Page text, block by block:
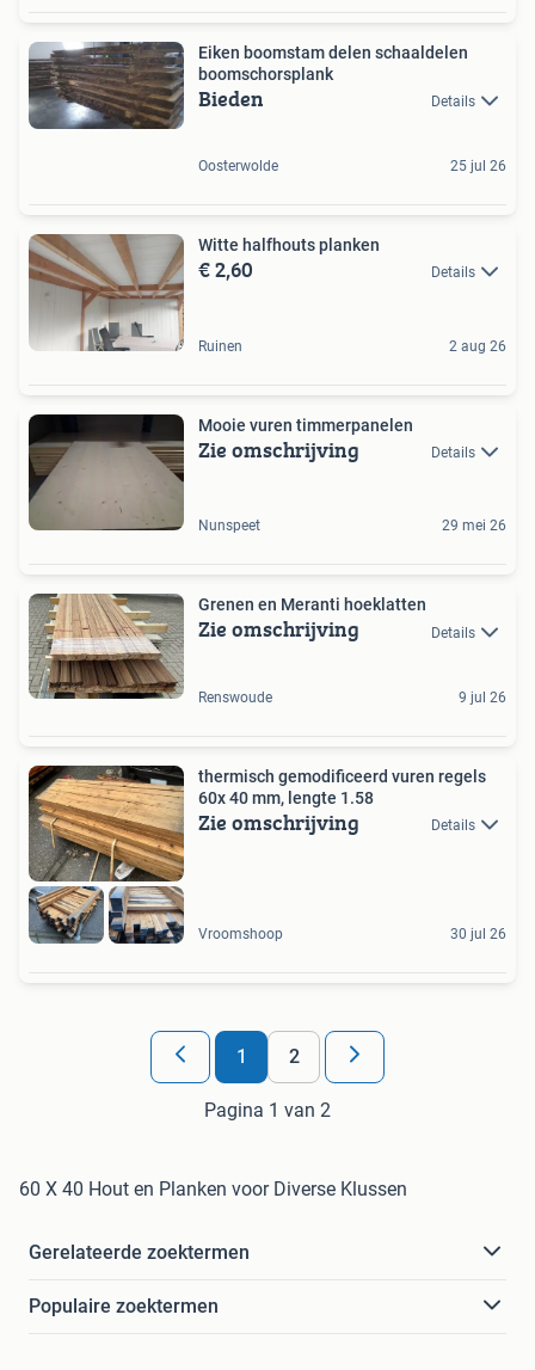
Eiken boomstam delen schaaldelen
boomschorsplank
Bieden Details
Oosterwolde 25 jul 26
Witte halfhouts planken
€ 2,60 Details
Ruinen 2 aug 26
Mooie vuren timmerpanelen
Zie omschrijving Details
Nunspeet 29 mei 26
Grenen en Meranti hoeklatten
Zie omschrijving Details
Renswoude 9 jul 26
thermisch gemodificeerd vuren regels
60x 40 mm, lengte 1.58
Zie omschrijving Details
Vroomshoop 30 jul 26
1 2
Pagina 1 van 2
60 X 40 Hout en Planken voor Diverse Klussen
Gerelateerde zoektermen
Populaire zoektermen